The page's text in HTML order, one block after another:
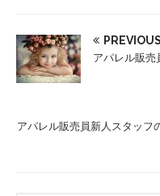
PREVIOUS
アパレル販売
アパレル販売員新人スタッフ